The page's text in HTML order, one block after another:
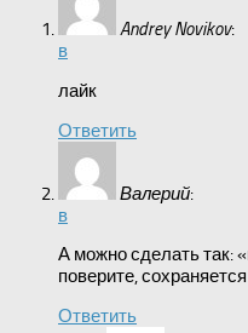
Andrey Novikov:
в
лайк
Ответить
Валерий:
в
А можно сделать так:
поверите,
Ответить